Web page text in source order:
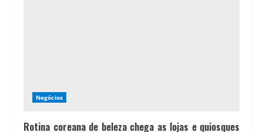
Negócios
Rotina coreana de beleza chega as lojas e quiosques